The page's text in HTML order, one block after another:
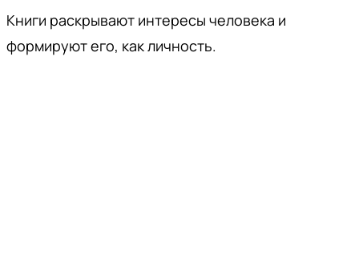
Книги раскрывают интересы человека и
формируют его, как личность.